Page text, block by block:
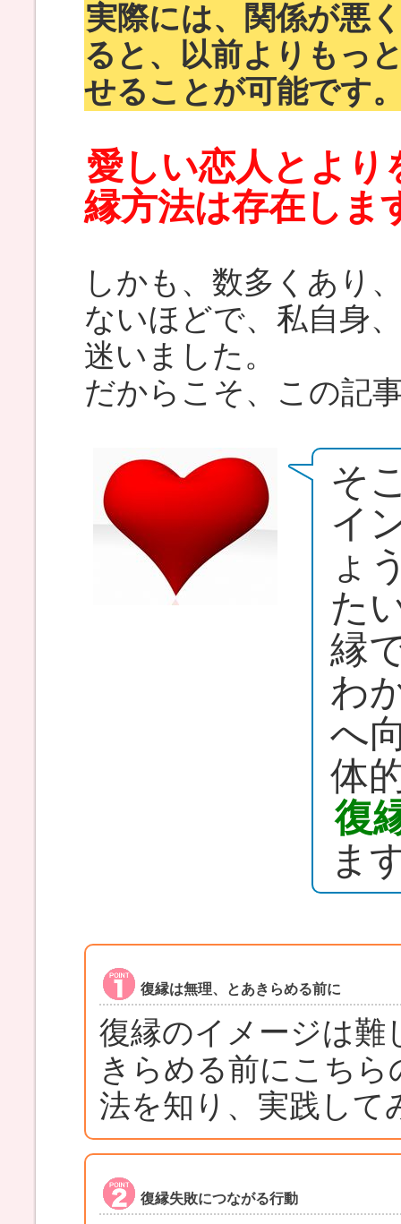
実際には、関係が悪
ると、以前よりもっ
せることが可能です
愛しい恋人とより
縁方法は存在しま
しかも、数多くあり
ないほどで、私自身
迷いました。
だからこそ、この記
そ
イ
ょ
た
縁
わ
へ
体
復
ま
復縁は無理、とあきらめる前に
復縁のイメージは難
きらめる前にこち
法を知り、実践して
復縁失敗につながる行動